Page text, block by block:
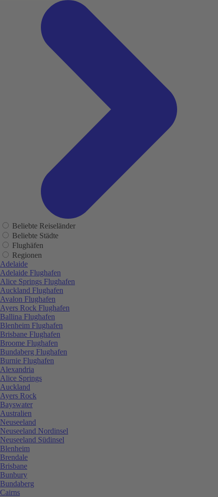
Beliebte Reiseländer
Beliebte Städte
Flughäfen
Regionen
Adelaide
Adelaide Flughafen
Alice Springs Flughafen
Auckland Flughafen
Avalon Flughafen
Ayers Rock Flughafen
Ballina Flughafen
Blenheim Flughafen
Brisbane Flughafen
Broome Flughafen
Bundaberg Flughafen
Burnie Flughafen
Alexandria
Alice Springs
Auckland
Ayers Rock
Bayswater
Australien
Neuseeland
Neuseeland Nordinsel
Neuseeland Südinsel
Blenheim
Brendale
Brisbane
Bunbury
Bundaberg
Cairns